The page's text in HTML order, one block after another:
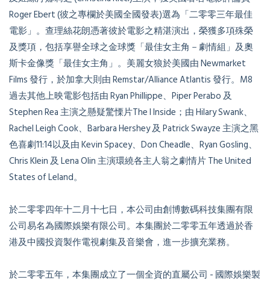
Roger Ebert (彼之專欄於美國全國發表)選為「二零零三年最佳
電影」。查理絲花朗憑著彼於電影之精湛演出，榮獲多項殊榮
及獎項，包括享譽全球之金球獎「最佳女主角－劇情組」及奧
斯卡金像獎「最佳女主角」。美麗女狼於美國由 Newmarket
Films 發行，於加拿大則由 Remstar/Alliance Atlantis 發行。M8
過去其他上映電影包括由 Ryan Phillippe、Piper Perabo 及
Stephen Rea 主演之懸疑驚慄片The I Inside；由 Hilary Swank、
Rachel Leigh Cook、Barbara Hershey 及 Patrick Swayze 主演之黑
色喜劇11:14以及由 Kevin Spacey、Don Cheadle、Ryan Gosling、
Chris Klein 及 Lena Olin 主演環繞各主人翁之劇情片 The United
States of Leland。
於二零零四年十二月十七日，本公司由創博數碼科技集團有限
公司易名為國際娛樂有限公司。本集團於二零零五年透過於香
港及中國投資製作電視劇集及音樂會，進一步擴充業務。
於二零零五年，本集團成立了一個全資的直屬公司 - 國際娛樂製